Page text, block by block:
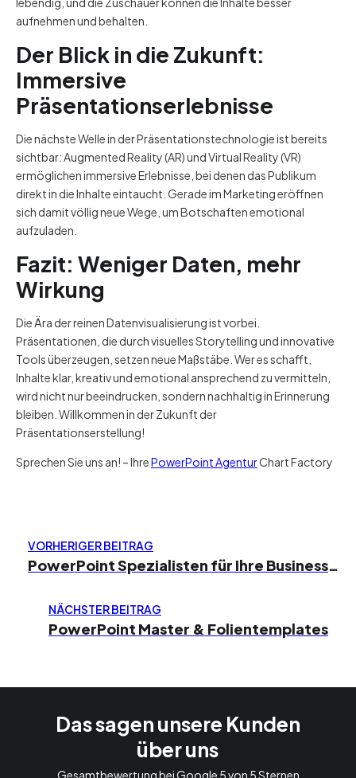
aufnehmen und behalten.
Der Blick in die Zukunft:
Immersive
Präsentationserlebnisse
Die nächste Welle in der Präsentationstechnologie ist bereits
sichtbar: Augmented Reality (AR) und Virtual Reality (VR)
ermöglichen immersive Erlebnisse, bei denen das Publikum
direkt in die Inhalte eintaucht. Gerade im Marketing eröffnen
sich damit völlig neue Wege, um Botschaften emotional
aufzuladen.
Fazit: Weniger Daten, mehr
Wirkung
Die Ära der reinen Datenvisualisierung ist vorbei.
Präsentationen, die durch visuelles Storytelling und innovative
Tools überzeugen, setzen neue Maßstäbe. Wer es schafft,
Inhalte klar, kreativ und emotional ansprechend zu vermitteln,
wird nicht nur beeindrucken, sondern nachhaltig in Erinnerung
bleiben. Willkommen in der Zukunft der
Präsentationserstellung!
Sprechen Sie uns an! – IhrePowerPoint AgenturChart Factory
VORHERIGER BEITRAG
PowerPoint Spezialisten für Ihre Businesspräsentationen
NÄCHSTER BEITRAG
PowerPoint Master & Folientemplates
Das sagen unsere Kunden
über uns
Gesamtbewertung bei Google 5 von 5 Sternen